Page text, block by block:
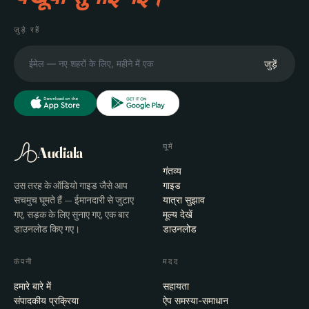
जुड़े रहें
जुड़ें
Audiala
उस तरह के ऑडियो गाइड जैसे आप
सचमुच घूमते हैं — ईमानदारी से जुटाए
गए, सड़क के लिए सुनाए गए, एक बार
डाउनलोड किए गए।
घूमें
गंतव्य
गाइड
यात्रा सुझाव
मूल्य देखें
डाउनलोड
कंपनी
हमारे बारे में
संपादकीय प्रक्रिया
मदद
सहायता
ऐप समस्या-समाधान